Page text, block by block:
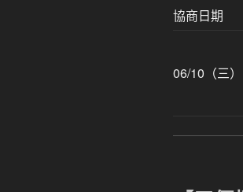
協商日期
06/10（三）